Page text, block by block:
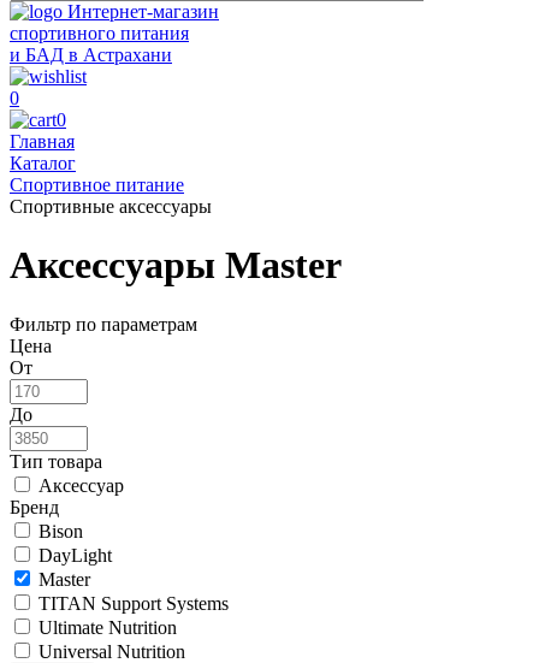
Интернет-магазин
спортивного питания
и БАД в Астрахани
0
0
Главная
Каталог
Спортивное питание
Спортивные аксессуары
Аксессуары Master
Фильтр по параметрам
Цена
От
До
Тип товара
Аксессуар
Бренд
Bison
DayLight
Master
TITAN Support Systems
Ultimate Nutrition
Universal Nutrition